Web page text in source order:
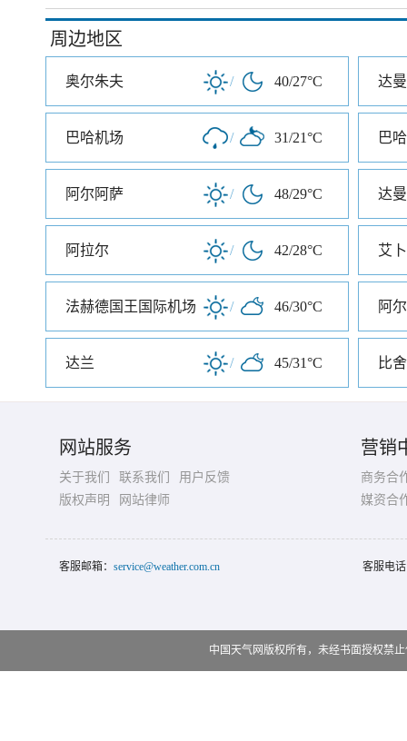
周边地区
奥尔朱夫 / 40/27°C 达
巴哈机场 / 31/21°C 巴哈
阿尔阿萨 / 48/29°C 达曼
阿拉尔 / 42/28°C 艾
法赫德国王国际机场 / 46/30°C 阿
达兰 / 45/31°C 比舍
网站服务
关于我们 联系我们
用户反馈
版权声明
网站律师
营销
商务合
媒资合
客服邮箱： service@weather.com.cn 客服电
中国天气网版权所有，未经书面授权